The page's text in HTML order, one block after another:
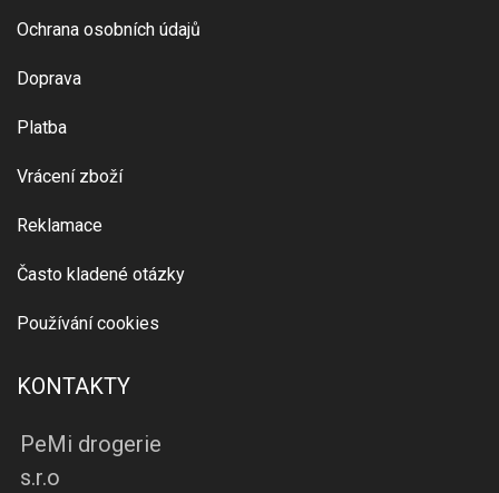
Ochrana osobních údajů
Doprava
Platba
Vrácení zboží
Reklamace
Často kladené otázky
Používání cookies
KONTAKTY
PeMi drogerie
s.r.o